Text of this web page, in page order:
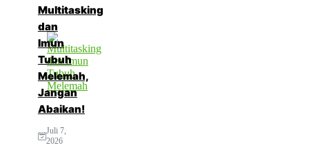
Multitasking
dan
Imun
Tubuh
Melemah,
Jangan
Abaikan!
Juli 7,
2026